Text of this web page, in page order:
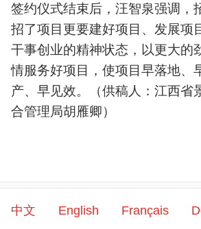
签约仪式结束后，汪智泉强调，
招了项目更要建好项目、发展项
干事创业的精神状态，以更大的
情服务好项目，使项目早落地、
产、早见效。（供稿人：江西省
合管理局胡雁卿）
中文 English Français